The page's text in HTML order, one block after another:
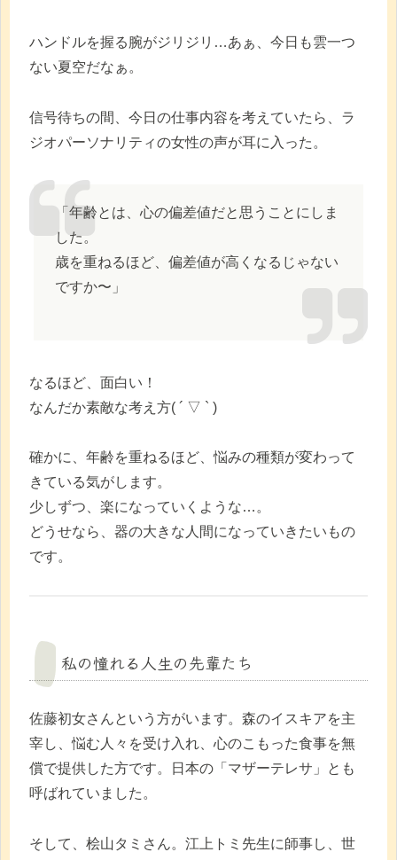
ハンドルを握る腕がジリジリ…あぁ、今日も雲一つ
ない夏空だなぁ。
信号待ちの間、今日の仕事内容を考えていたら、ラ
ジオパーソナリティの女性の声が耳に入った。
「年齢とは、心の偏差値だと思うことにしま
した。
歳を重ねるほど、偏差値が高くなるじゃない
ですか〜」
なるほど、面白い！
なんだか素敵な考え方( ´ ▽ ` )
確かに、年齢を重ねるほど、悩みの種類が変わって
きている気がします。
少しずつ、楽になっていくような…。
どうせなら、器の大きな人間になっていきたいもの
です。
私の憧れる人生の先輩たち
佐藤初女さんという方がいます。森のイスキアを主
宰し、悩む人々を受け入れ、心のこもった食事を無
償で提供した方です。日本の「マザーテレサ」とも
呼ばれていました。
そして、桧山タミさん。江上トミ先生に師事し、世